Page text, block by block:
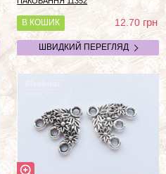
В КОШИК 12.70грн
ШВИДКИЙ ПЕРЕГЛЯД